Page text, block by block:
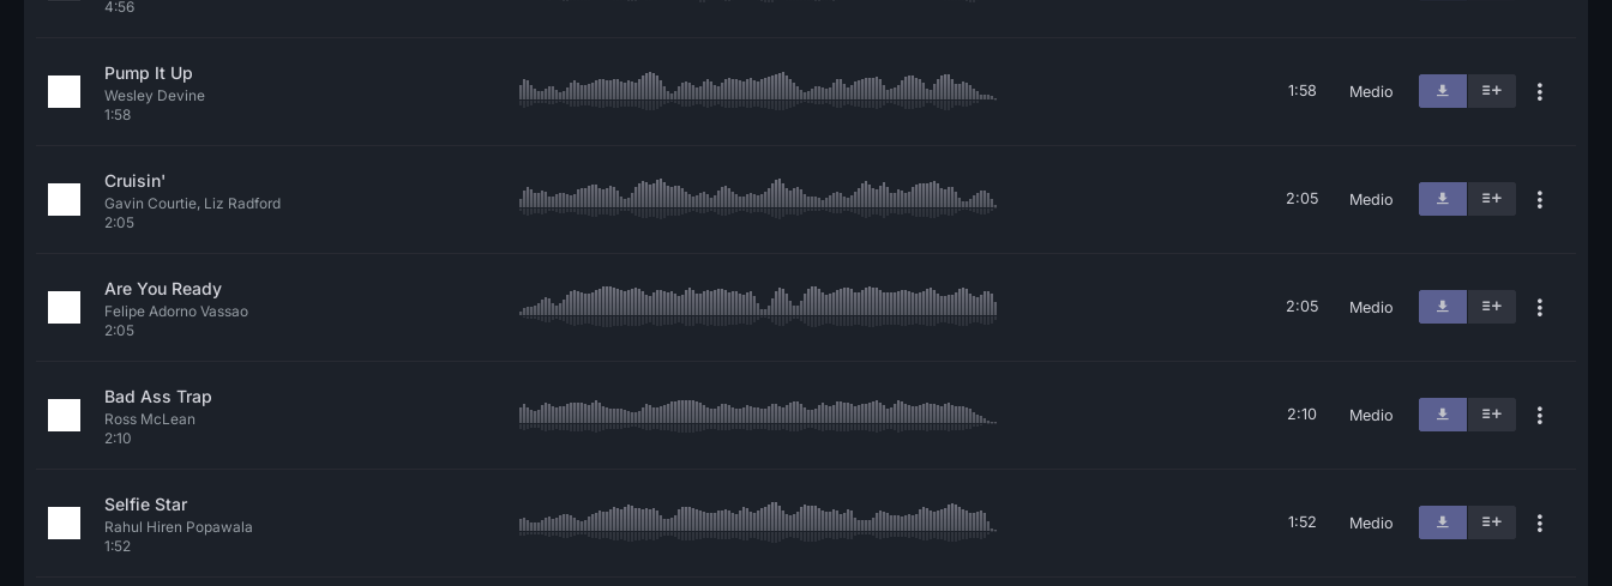
4:56
Pump It Up
Wesley Devine
1:58
1:58 Medio
Cruisin'
Gavin Courtie, Liz Radford
2:05
2:05 Medio
Are You Ready
Felipe Adorno Vassao
2:05
2:05 Medio
Bad Ass Trap
Ross McLean
2:10
2:10 Medio
Selfie Star
Rahul Hiren Popawala
1:52
1:52 Medio